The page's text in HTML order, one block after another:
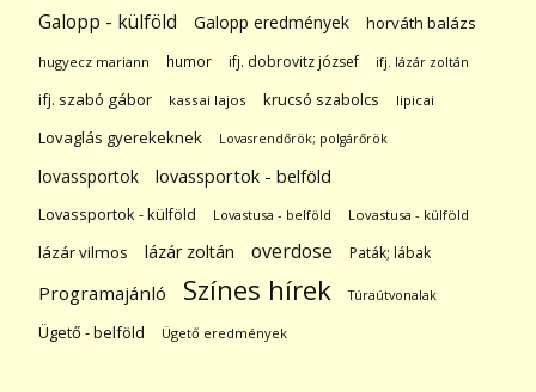
Galopp - külföld Galopp eredmények horváth balázs
hugyecz mariann humor ifj. dobrovitz józsef ifj. lázár zoltán
ifj. szabó gábor kassai lajos krucsó szabolcs lipicai
Lovaglás gyerekeknek Lovasrendőrök; polgárőrök
lovassportok lovassportok - belföld
Lovassportok - külföld Lovastusa - belföld Lovastusa - külföld
lázár vilmos lázár zoltán overdose Paták; lábak
Programajánló Színes hírek Túraútvonalak
Ügető - belföld Ügető eredmények